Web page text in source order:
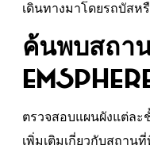
เดินทางมาโดยรถบัสห
ค้นพบสถา
ตรวจสอบแผนผังแต่ล
เพิ่มเติมเกี่ยวกับสถาน